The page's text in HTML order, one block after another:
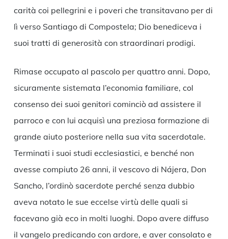
carità coi pellegrini e i poveri che transitavano per di
lì verso Santiago di Compostela; Dio benediceva i
suoi tratti di generosità con straordinari prodigi.
Rimase occupato al pascolo per quattro anni. Dopo,
sicuramente sistemata l’economia familiare, col
consenso dei suoi genitori cominciò ad assistere il
parroco e con lui acquisì una preziosa formazione di
grande aiuto posteriore nella sua vita sacerdotale.
Terminati i suoi studi ecclesiastici, e benché non
avesse compiuto 26 anni, il vescovo di Nájera, Don
Sancho, l’ordinò sacerdote perché senza dubbio
aveva notato le sue eccelse virtù delle quali si
facevano già eco in molti luoghi. Dopo avere diffuso
il vangelo predicando con ardore, e aver consolato e